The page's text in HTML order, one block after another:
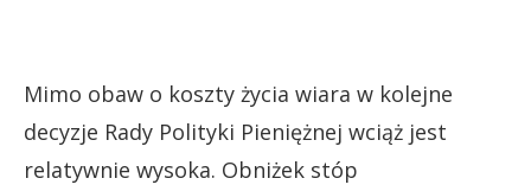
Mimo obaw o koszty życia wiara w kolejne
decyzje Rady Polityki Pieniężnej wciąż jest
relatywnie wysoka. Obniżek stóp